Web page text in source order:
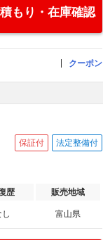
もり・在庫確認
クーポン
保証付 法定整備付
歴 販売地域
富山県